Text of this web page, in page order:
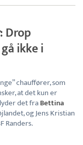
Drop
ikke i
chauffører, som
at det kun er
det fraBettina
og Jens Kristian
Randers.